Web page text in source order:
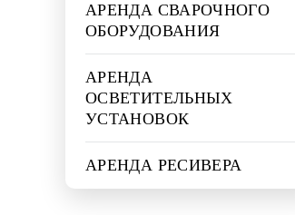
АРЕНДА СВАРОЧНОГО
ОБОРУДОВАНИЯ
АРЕНДА
ОСВЕТИТЕЛЬНЫХ
УСТАНОВОК
АРЕНДА РЕСИВЕРА